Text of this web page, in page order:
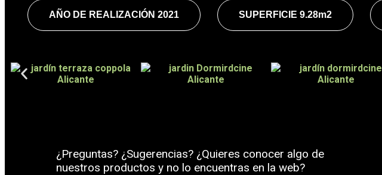
AÑO DE REALIZACIÓN 2021 SUPERFICIE 9.28m2
¿Preguntas? ¿Sugerencias? ¿Quieres conocer algo de
nuestros productos y no lo encuentras en la web?